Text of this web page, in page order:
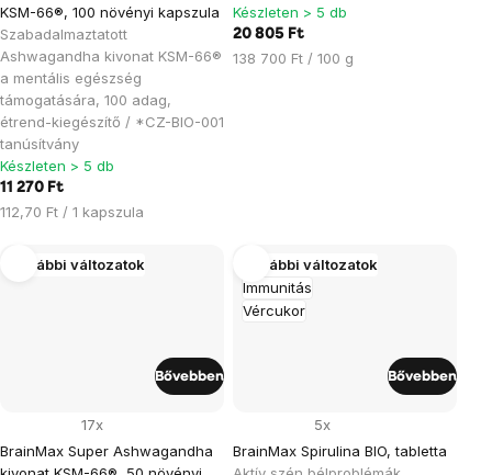
KSM-66®, 100 növényi kapszula
Szabadalmaztatott
Ashwagandha kivonat KSM-66®
a mentális egészség
támogatására, 100 adag,
étrend-kiegészítő / *CZ-BIO-001
tanúsítvány
Készleten > 5 db
11 270 Ft
Egységár:
112,70 Ft / 1 kapszula
Készleten > 5 db
20 805 Ft
Egységár:
138 700 Ft / 100 g
További változatok
BrainMax Super Ashwagandha
17x
Bővebben
Immunitás
Vércukor
További változatok
BrainMax Spirulina BIO, tabletta
5x
Bővebben